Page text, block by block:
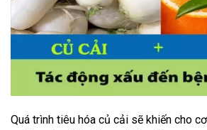
Quá trình tiêu hóa củ cải sẽ khiến cho